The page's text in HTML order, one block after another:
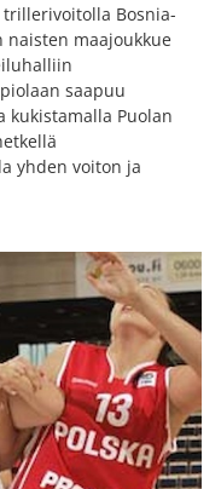
Bosnia-
naisten maajoukkue
saapuu
kukistamalla Puolan
yhden voiton ja